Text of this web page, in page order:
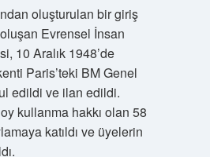
oluşturulan bir giriş
Evrensel İnsan
10 Aralık 1948’de
Paris’teki BM Genel
edildi ve ilan edildi.
kullanma hakkı olan 58
katıldı ve üyelerin